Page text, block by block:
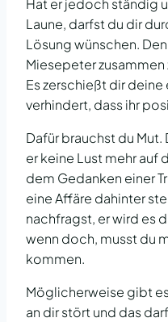
Hat er jedoch ständig
Laune, darfst du dir
Lösung wünschen.
Miesepeter zusammen
Es zerschießt dir deine
verhindert, dass ihr
Dafür brauchst du Mut.
er keine Lust mehr auf
dem Gedanken einer
eine Affäre dahinter
nachfragst, er wird es
wenn doch, musst du
kommen.
Möglicherweise gibt
an dir stört und das